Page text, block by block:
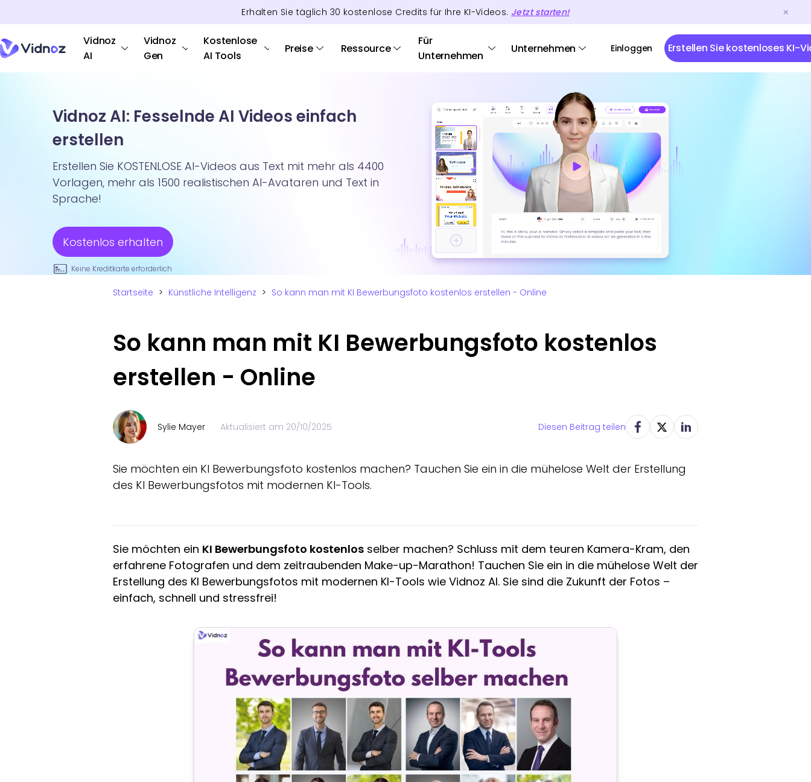
Erhalten Sie täglich 30 kostenlose Credits für Ihre KI-Videos. Jetzt starten!
Vidnoz
AI
Vidnoz
Gen
Kostenlose
AI Tools
Preise Ressource
Für
Unternehmen
Unternehmen Einloggen Erstellen Sie kostenloses KI-
Vidnoz AI: Fesselnde AI Videos einfach
erstellen
Erstellen Sie KOSTENLOSE AI-Videos aus Text mit mehr als 4400
Vorlagen, mehr als 1500 realistischen AI-Avataren und Text in
Sprache!
Kostenlos erhalten
Keine Kreditkarte erforderlich
Startseite > Künstliche Intelligenz > So kann man mit KI Bewerbungsfoto kostenlos erstellen - Online
So kann man mit KI Bewerbungsfoto kostenlos
erstellen - Online
Sylie Mayer Aktualisiert am 20/10/2025 Diesen Beitrag teilen
Sie möchten ein KI Bewerbungsfoto kostenlos machen? Tauchen Sie ein in die mühelose Welt der Erstellung
des KI Bewerbungsfotos mit modernen KI-Tools.
Sie möchten ein KI Bewerbungsfoto kostenlos selber machen? Schluss mit dem teuren Kamera-Kram, den
erfahrene Fotografen und dem zeitraubenden Make-up-Marathon! Tauchen Sie ein in die mühelose Welt der
Erstellung des KI Bewerbungsfotos mit modernen KI-Tools wie Vidnoz AI. Sie sind die Zukunft der Fotos –
einfach, schnell und stressfrei!